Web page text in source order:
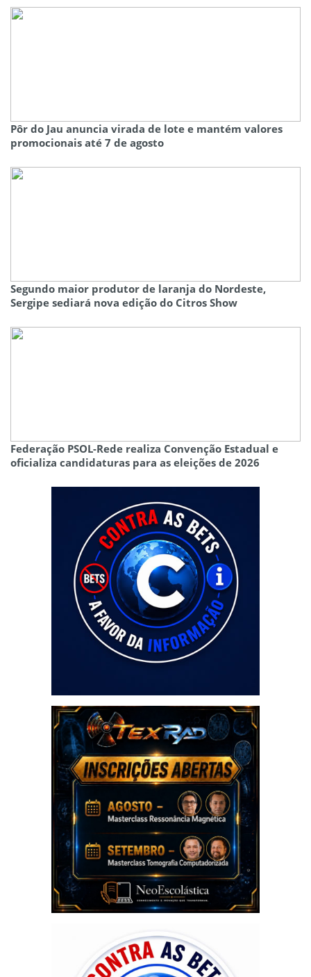
Pôr do Jau anuncia virada de lote e mantém valores
promocionais até 7 de agosto
Segundo maior produtor de laranja do Nordeste,
Sergipe sediará nova edição do Citros Show
Federação PSOL-Rede realiza Convenção Estadual e
oficializa candidaturas para as eleições de 2026